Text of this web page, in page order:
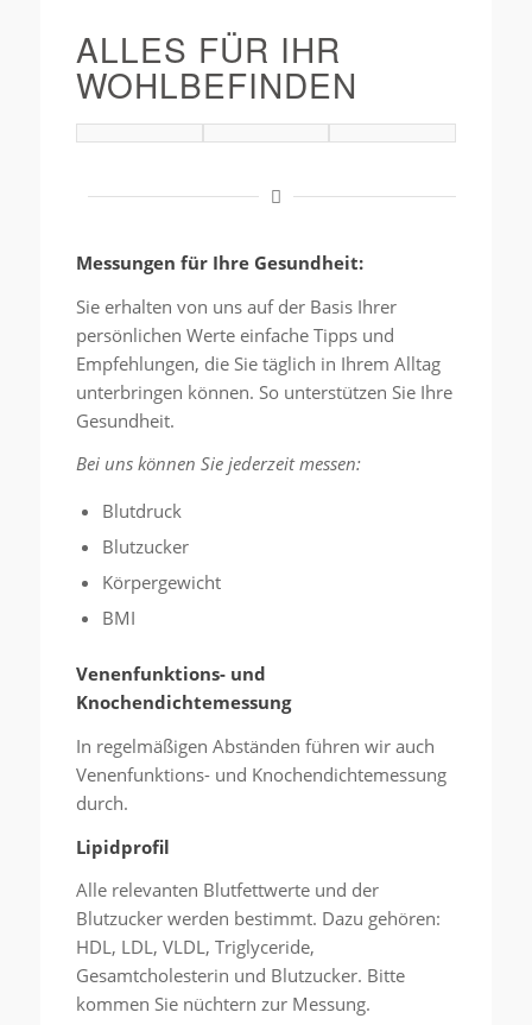
ALLES FÜR IHR
WOHLBEFINDEN
Messungen für Ihre Gesundheit:
Sie erhalten von uns auf der Basis Ihrer
persönlichen Werte einfache Tipps und
Empfehlungen, die Sie täglich in Ihrem Alltag
unterbringen können. So unterstützen Sie Ihre
Gesundheit.
Bei uns können Sie jederzeit messen:
Blutdruck
Blutzucker
Körpergewicht
BMI
Venenfunktions- und
Knochendichtemessung
In regelmäßigen Abständen führen wir auch
Venenfunktions- und Knochendichtemessung
durch.
Lipidprofil
Alle relevanten Blutfettwerte und der
Blutzucker werden bestimmt. Dazu gehören:
HDL, LDL, VLDL, Triglyceride,
Gesamtcholesterin und Blutzucker. Bitte
kommen Sie nüchtern zur Messung.